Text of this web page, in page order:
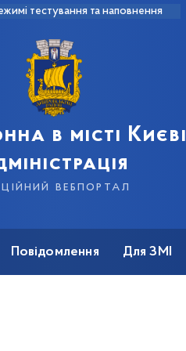
тестування та наповнення
в місті
вебпортал
Повідомлення Для ЗМІ